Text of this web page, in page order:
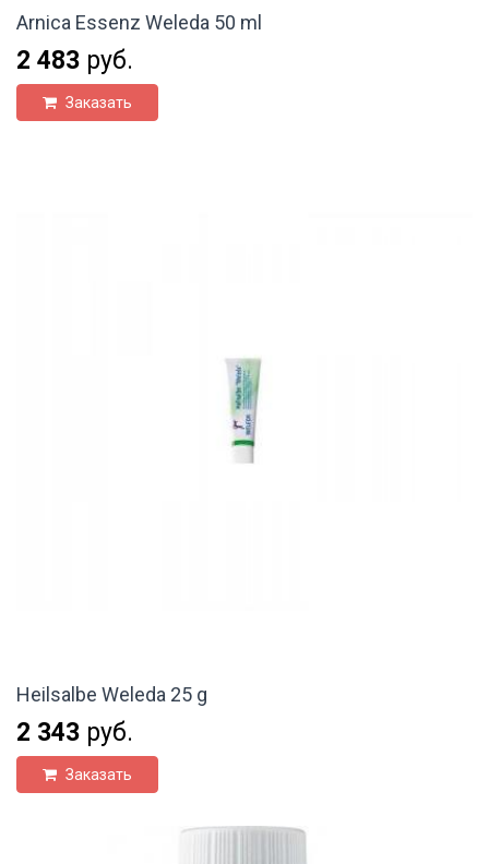
Arnica Essenz Weleda 50 ml
2 483 руб.
Заказать
Heilsalbe Weleda 25 g
2 343 руб.
Заказать